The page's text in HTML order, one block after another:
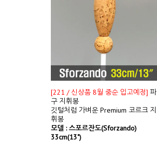
[221 / 신상품 8월 중순 입고예정] 파
구 지휘봉
깃털처럼 가벼운 Premium 코르크 지
휘봉
모델 : 스포르잔도(Sforzando)
33cm(13")